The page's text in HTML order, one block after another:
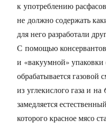
к употреблению
не должно содержать
для него разработали
С помощью
и «вакуумной»
обрабатывается газовой
из углекислого газа и
замедляется
которого красное мясо